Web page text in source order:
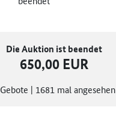
Die Auktion ist beendet
650,00 EUR
Gebote | 1681 mal angesehen